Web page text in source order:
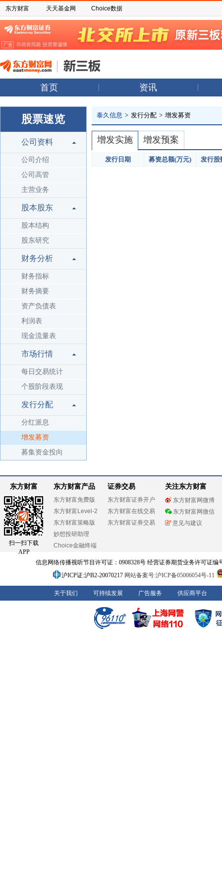
东方财富 天天基金网 Choice数据
首页 资讯
股票速览
公司资料
公司介绍
公司高管
主营业务
股本股东
股本结构
股东研究
财务分析
财务指标
财务摘要
资产负债表
利润表
现金流量表
市场行情
每日交易统计
个股阶段表现
发行分配
分红派息
增发募资
募集资金投向
泰久信息 > 发行分配 > 增发募资
增发实施 增发预案
发行日期 募资总额(万元) 发行股
东方财富
扫一扫下载
APP
东方财富产品
东方财富免费版
东方财富Level-2
东方财富策略版
妙想投研助理
Choice金融终端
证券交易
东方财富证券开户
东方财富在线交易
东方财富证券交易
关注东方财富
东方财富网微博
东方财富网微信
意见与建议
信息网络传播视听节目许可证：0908328号 经营证券期货业务许可证编
沪ICP证:沪B2-20070217 网站备案号:沪ICP备05006054号-11
关于我们 可持续发展 广告服务 供应商平台